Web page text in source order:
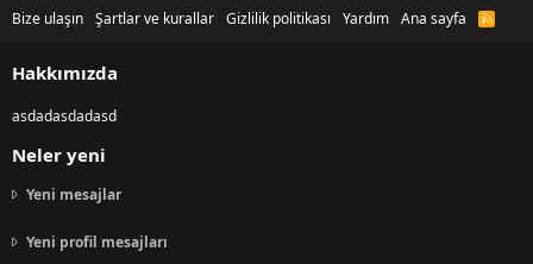
Bize ulaşın Şartlar ve kurallar Gizlilik politikası Yardım Ana sayfa
R
Hakkımızda
asdadasdadasd
Neler yeni
Yeni mesajlar
Yeni profil mesajları